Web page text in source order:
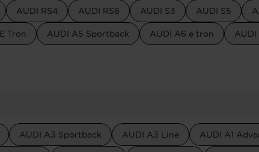
AUDI RS4 AUDI RS6 AUDI S3 AUDI S5
Tron AUDI A5 Sportback AUDI A6 e tron
AUDI A3 Sportback AUDI A3 Line AUDI A1